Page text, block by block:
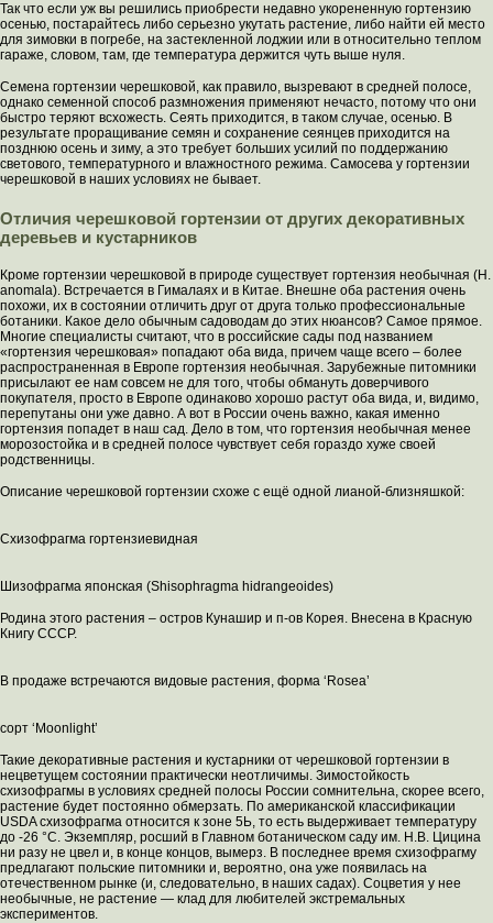
Так что если уж вы решились приобрести недавно укорененную гортензию
осенью, постарайтесь либо серьезно укутать растение, либо найти ей место
для зимовки в погребе, на застекленной лоджии или в относительно теплом
гараже, словом, там, где температура держится чуть выше нуля.
Семена гортензии черешковой, как правило, вызревают в средней полосе,
однако семенной способ размножения применяют нечасто, потому что они
быстро теряют всхожесть. Сеять приходится, в таком случае, осенью. В
результате проращивание семян и сохранение сеянцев приходится на
позднюю осень и зиму, а это требует больших усилий по поддержанию
светового, температурного и влажностного режима. Самосева у гортензии
черешковой в наших условиях не бывает.
Отличия черешковой гортензии от других декоративных
деревьев и кустарников
Кроме гортензии черешковой в природе существует гортензия необычная (Н.
anomala). Встречается в Гималаях и в Китае. Внешне оба растения очень
похожи, их в состоянии отличить друг от друга только профессиональные
ботаники. Какое дело обычным садоводам до этих нюансов? Самое прямое.
Многие специалисты считают, что в российские сады под названием
«гортензия черешковая» попадают оба вида, причем чаще всего – более
распространенная в Европе гортензия необычная. Зарубежные питомники
присылают ее нам совсем не для того, чтобы обмануть доверчивого
покупателя, просто в Европе одинаково хорошо растут оба вида, и, видимо,
перепутаны они уже давно. А вот в России очень важно, какая именно
гортензия попадет в наш сад. Дело в том, что гортензия необычная менее
морозостойка и в средней полосе чувствует себя гораздо хуже своей
родственницы.
Описание черешковой гортензии схоже с ещё одной лианой-близняшкой:
Схизофрагма гортензиевидная
Шизофрагма японская (Shisophragma hidrangeoides)
Родина этого растения – остров Кунашир и п-ов Корея. Внесена в Красную
Книгу СССР.
В продаже встречаются видовые растения, форма ‘Rosea’
сорт ‘Moonlight’
Такие декоративные растения и кустарники от черешковой гортензии в
нецветущем состоянии практически неотличимы. Зимостойкость
схизофрагмы в условиях средней полосы России сомнительна, скорее всего,
растение будет постоянно обмерзать. По американской классификации
USDA схизофрагма относится к зоне 5Ь, то есть выдерживает температуру
до -26 °С. Экземпляр, росший в Главном ботаническом саду им. Н.В. Цицина
ни разу не цвел и, в конце концов, вымерз. В последнее время схизофрагму
предлагают польские питомники и, вероятно, она уже появилась на
отечественном рынке (и, следовательно, в наших садах). Соцветия у нее
необычные, не растение — клад для любителей экстремальных
экспериментов.